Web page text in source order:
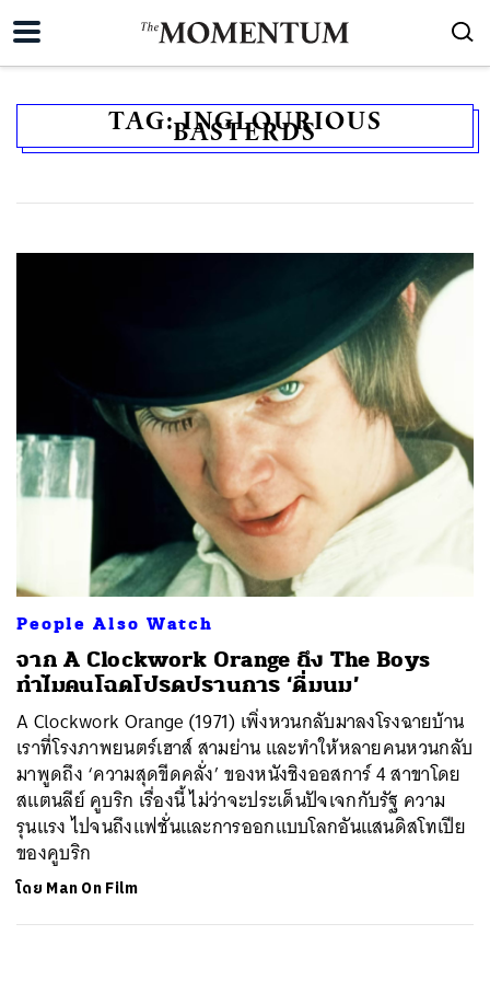
TAG:INGLOURIOUS
BASTERDS
People Also Watch
จาก A Clockwork Orange ถึง The Boys
ทำไมคนโฉดโปรดปรานการ ‘ดื่มนม’
A Clockwork Orange (1971) เพิ่งหวนกลับมาลงโรงฉายบ้าน
เราที่โรงภาพยนตร์เฮาส์ สามย่าน และทำให้หลายคนหวนกลับ
มาพูดถึง ‘ความสุดขีดคลั่ง’ ของหนังชิงออสการ์ 4 สาขาโดย
สแตนลีย์ คูบริก เรื่องนี้ ไม่ว่าจะประเด็นปัจเจกกับรัฐ ความ
รุนแรง ไปจนถึงแฟชั่นและการออกแบบโลกอันแสนดิสโทเปีย
ของคูบริก
โดย Man On Film